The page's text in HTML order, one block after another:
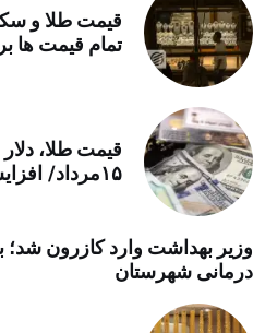
تمام قیمت ها
قیمت طلا،
۱۵مرداد/ افزایش قیمت ها + جدول
وزیر بهداشت وارد کازرون
درمانی شهرستان